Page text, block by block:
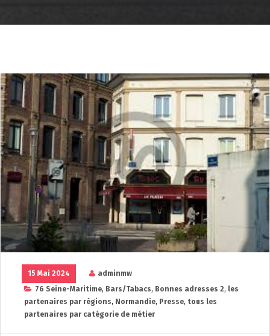
15 Mai 2024
adminmw
76 Seine-Maritime, Bars/Tabacs, Bonnes adresses 2, les
partenaires par régions, Normandie, Presse, tous les
partenaires par catégorie de métier